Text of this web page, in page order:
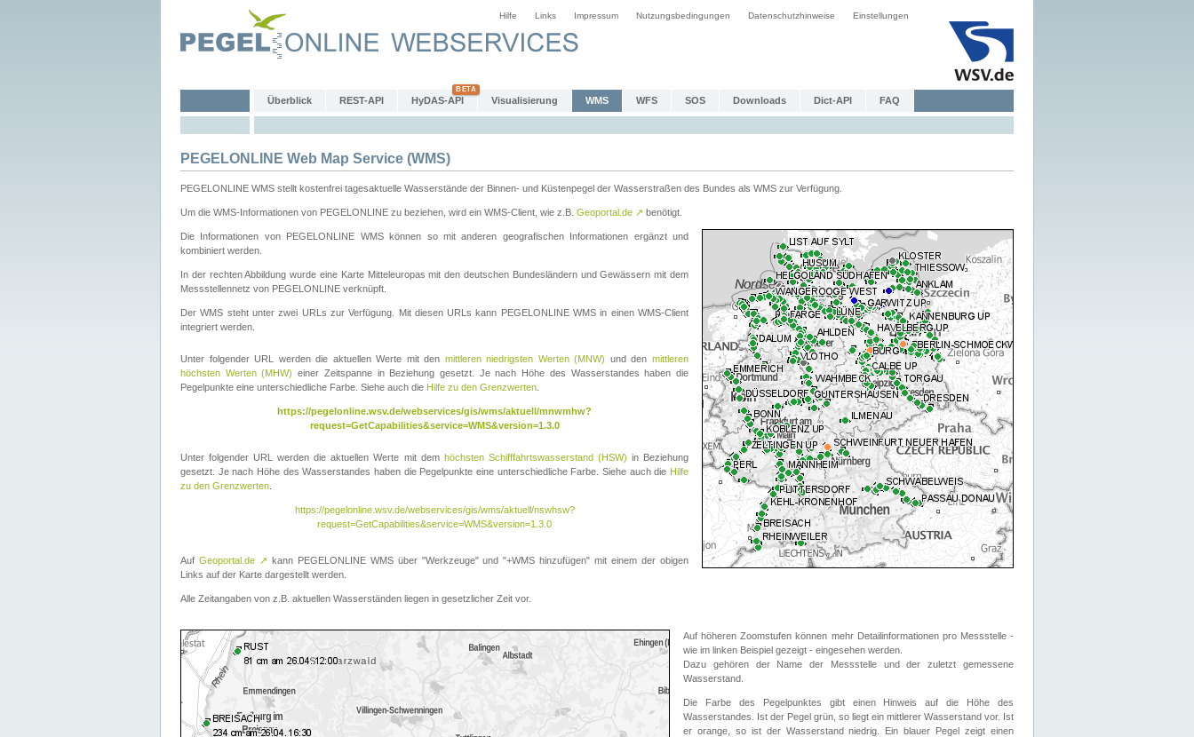
Hilfe Links Impressum Nutzungsbedingungen Datenschutzhinweise Einstellungen
Überblick REST-API HyDAS-API Visualisierung WMS WFS SOS Downloads Dict-API FAQ
PEGELONLINE Web Map Service (WMS)
PEGELONLINE WMS stellt kostenfrei tagesaktuelle Wasserstände der Binnen- und Küstenpegel der Wasserstraßen des Bundes als WMS zur Verfügung.
Um die WMS-Informationen von PEGELONLINE zu beziehen, wird ein WMS-Client, wie z.B. Geoportal.de ↗ benötigt.
Die Informationen von PEGELONLINE WMS können so mit anderen geografischen Informationen ergänzt und
kombiniert werden.
In der rechten Abbildung wurde eine Karte Mitteleuropas mit den deutschen Bundesländern und Gewässern mit dem
Messstellennetz von PEGELONLINE verknüpft.
Der WMS steht unter zwei URLs zur Verfügung. Mit diesen URLs kann PEGELONLINE WMS in einen WMS-Client
integriert werden.
Unter folgender URL werden die aktuellen Werte mit den mittleren niedrigsten Werten (MNW) und denmittleren
höchsten Werten (MHW) einer Zeitspanne in Beziehung gesetzt. Je nach Höhe des Wasserstandes haben die
Pegelpunkte eine unterschiedliche Farbe. Siehe auch die Hilfe zu den Grenzwerten
https://pegelonline.wsv.de/webservices/gis/wms/aktuell/mnwmhw?
request=GetCapabilities&service=WMS&version=1.3.0
Unter folgender URL werden die aktuellen Werte mit dem höchsten Schifffahrtswasserstand (HSW) in Beziehung
gesetzt. Je nach Höhe des Wasserstandes haben die Pegelpunkte eine unterschiedliche Farbe. Siehe auch die Hilfe
zu den Grenzwerten
https://pegelonline.wsv.de/webservices/gis/wms/aktuell/nswhsw?
request=GetCapabilities&service=WMS&version=1.3.0
Auf Geoportal.de ↗ kann PEGELONLINE WMS über "Werkzeuge" und "+WMS hinzufügen" mit einem der obigen
Links auf der Karte dargestellt werden.
Alle Zeitangaben von z.B. aktuellen Wasserständen liegen in gesetzlicher Zeit vor.
Auf höheren Zoomstufen können mehr Detailinformationen pro Messstelle -
wie im linken Beispiel gezeigt - eingesehen werden.
Dazu gehören der Name der Messstelle und der zuletzt gemessene
Wasserstand.
Die Farbe des Pegelpunktes gibt einen Hinweis auf die Höhe des
Wasserstandes. Ist der Pegel grün, so liegt ein mittlerer Wasserstand vor. Ist
er orange, so ist der Wasserstand niedrig. Ein blauer Pegel zeigt einen